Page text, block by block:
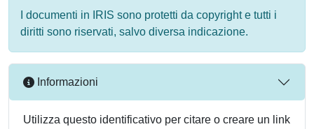
I documenti in IRIS sono protetti da copyright e tutti i
diritti sono riservati, salvo diversa indicazione.
Informazioni
Utilizza questo identificativo per citare o creare un link